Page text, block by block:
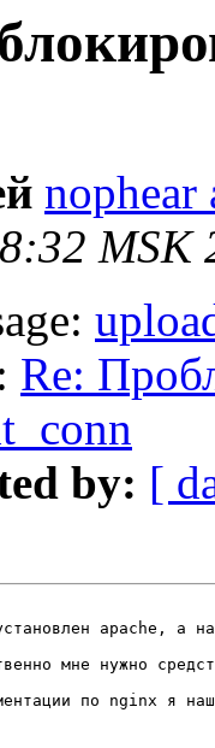
nophear
MSK
Re:
by: [
apache, а
мне нужно
по nginx я